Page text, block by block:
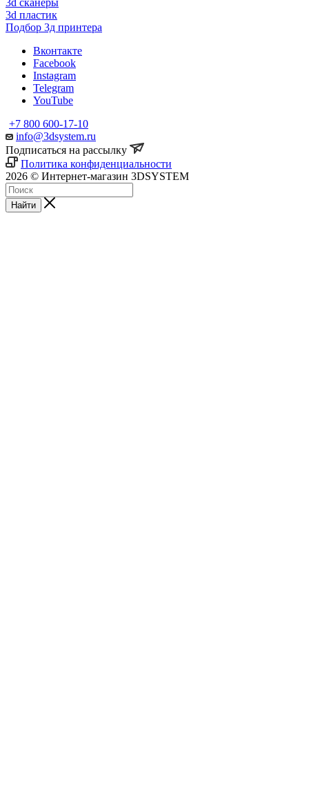
3d пластик
Подбор 3д принтера
Вконтакте
Facebook
Instagram
Telegram
YouTube
+7 800 600-17-10
info@3dsystem.ru
Подписаться на рассылку
Политика конфиденциальности
2026 © Интернет-магазин 3DSYSTEM
Найти